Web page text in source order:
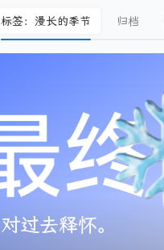
标签：漫长的季节 归档
过去释怀。